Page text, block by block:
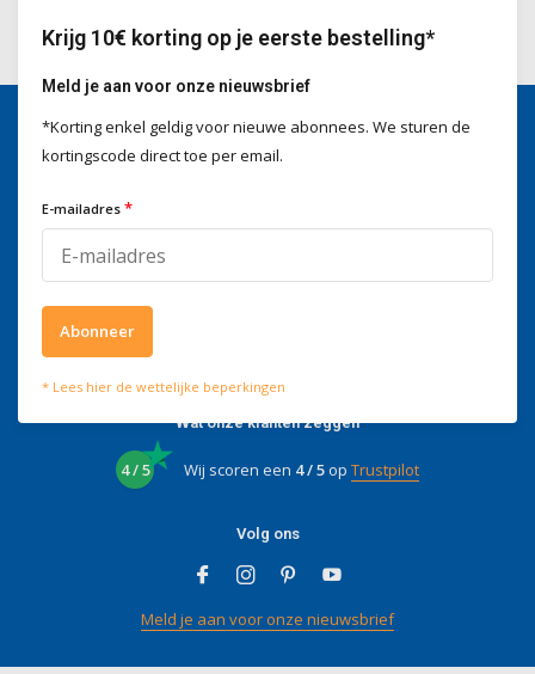
mailen naarinfo@doitpro.com
Wat onze klanten zeggen
4 / 5 Wij scoren een 4 / 5op Trustpilot
Volg ons
Meld je aan voor onze nieuwsbrief
Krijg 10€ korting op je eerste bestelling*
Meld je aan voor onze nieuwsbrief
*Korting enkel geldig voor nieuwe abonnees. We sturen de
kortingscode direct toe per email.
E-mailadres *
Abonneer
* Lees hier de wettelijke beperkingen